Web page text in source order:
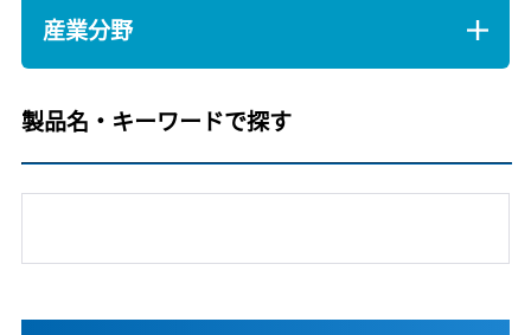
産業分野
製品名・キーワードで探す